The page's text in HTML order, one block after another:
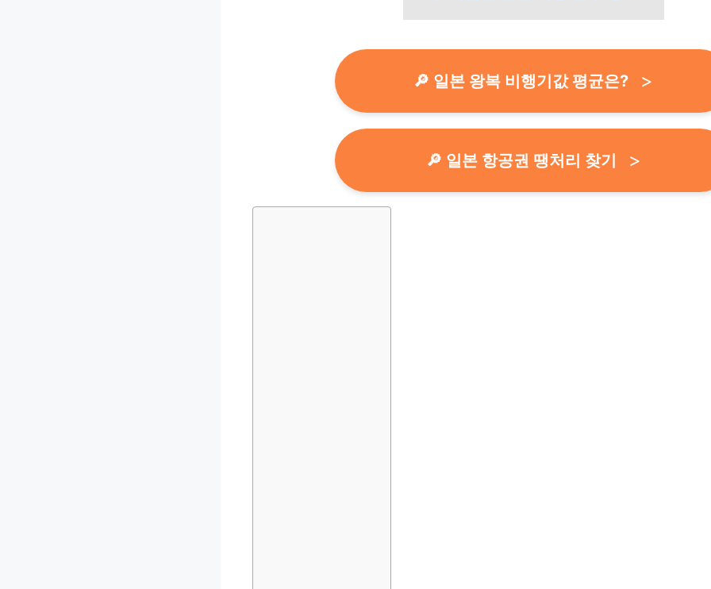
🔎 일본 왕복 비행기값 평균은?
🔎 일본 항공권 땡처리 찾기